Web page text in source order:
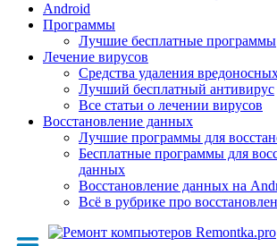
Android
Программы
Лучшие бесплатные программы
Лечение вирусов
Средства удаления
Лучший бесплатный антивирус
Все статьи о лечении вирусов
Восстановление данных
Лучшие программы для
Бесплатные программы для
данных
Восстановление данных на
Всё в рубрике про